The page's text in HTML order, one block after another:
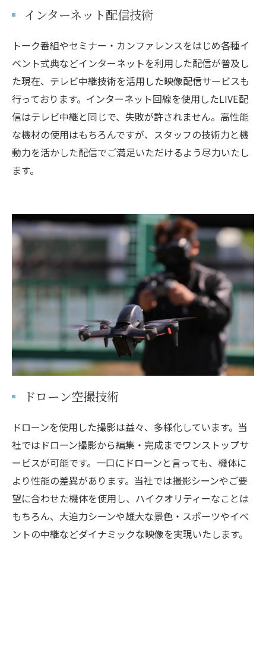
インターネット配信技術
トーク番組やセミナー・カンファレンスをはじめ各種イ
ベント式典などインターネットを利用した配信が普及し
た現在、テレビ中継技術を活用した映像配信サービスも
行っております。インターネット回線を使用したLIVE配
信はテレビ中継と同じで、失敗が許されません。高性能
な機材の使用はもちろんですが、スタッフの技術力と機
動力を活かした配信でご満足いただけるよう尽力いたし
ます。
ドローン空撮技術
ドローンを使用した撮影は益々、多様化しています。当
社ではドローン撮影から編集・完成までワンストップサ
ービスが可能です。一口にドローンと言っても、機体に
より性能の差異があります。当社では撮影シーンやご要
望に合わせた機体を使用し、ハイクオリティーなことは
もちろん、大迫力シーンや雄大な景色・スポーツやイベ
ントの中継などダイナミックな映像を実現いたします。